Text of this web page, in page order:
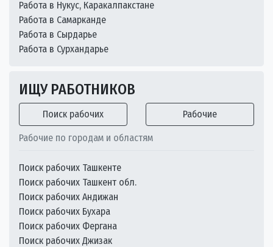
Работа в Нукус, Каракалпакстане
Работа в Самарканде
Работа в Сырдарье
Работа в Сурхандарье
ИЩУ РАБОТНИКОВ
Поиск рабочих Рабочие
Рабочие по городам и областям
Поиск рабочих Ташкенте
Поиск рабочих Ташкент обл.
Поиск рабочих Андижан
Поиск рабочих Бухара
Поиск рабочих Фергана
Поиск рабочих Джизак